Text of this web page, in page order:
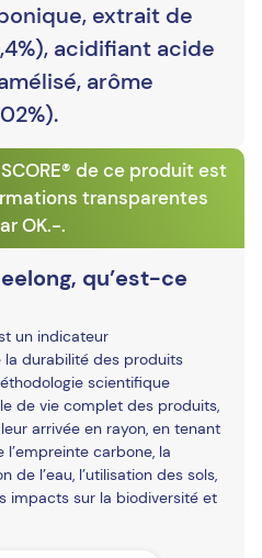
extrait de
acidifiant acide
arôme
de ce produit est
transparentes
OK.-.
qu’est-ce
un indicateur
la durabilité des produits
scientifique
de vie complet des produits,
arrivée en rayon, en tenant
carbone, la
l’eau, l’utilisation des sols,
impacts sur la biodiversité et